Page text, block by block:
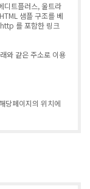
디트플러스, 울트라
샘플 구조를 베
를 포함한 링크
와 같은 주소로 이용
페이지의 위치에